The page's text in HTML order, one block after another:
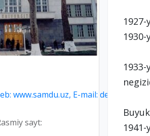
www.samdu.uz, E-mail:
sayt: